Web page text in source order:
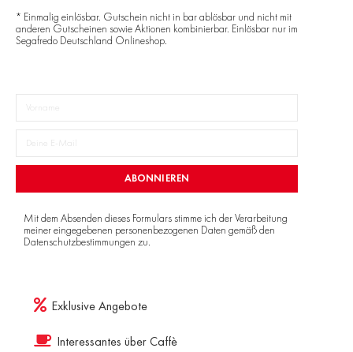
* Einmalig einlösbar. Gutschein nicht in bar ablösbar und nicht mit
anderen Gutscheinen sowie Aktionen kombinierbar. Einlösbar nur im
Segafredo Deutschland Onlineshop.
ABONNIEREN
Mit dem Absenden dieses Formulars stimme ich der Verarbeitung
meiner eingegebenen personenbezogenen Daten gemäß den
Datenschutzbestimmungen zu.
Exklusive Angebote
Interessantes über Caffè